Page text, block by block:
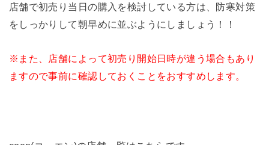
店舗で初売り当日の購入を検討している方は、防寒対策
をしっかりして朝早めに並ぶようにしましょう！！
※また、店舗によって初売り開始日時が違う場合もあり
ますので事前に確認しておくことをおすすめします。